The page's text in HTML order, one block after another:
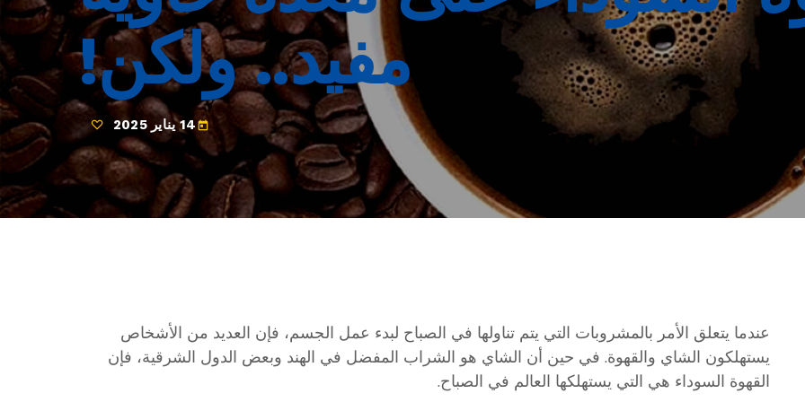
مفيد.. ولكن!
today 14 يناير 2025
عندما يتعلق الأمر بالمشروبات التي يتم تناولها في الصباح لبدء عمل الجسم، فإن العديد من الأشخاص
يستهلكون الشاي والقهوة. في حين أن الشاي هو الشراب المفضل في الهند وبعض الدول الشرقية، فإن
القهوة السوداء هي التي يستهلكها العالم في الصباح.